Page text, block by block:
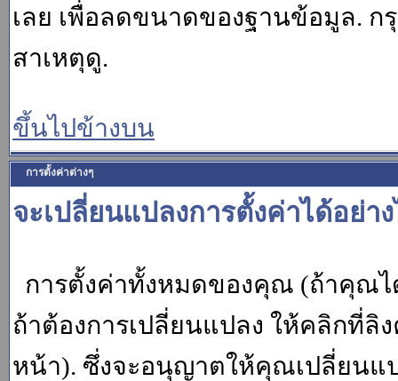
เลย เพื่อลดขนาดของฐานข้อมูล.
สาเหตุดู.
ขึ้นไปข้างบน
การตั้งค่าต่างๆ
จะเปลี่ยนแปลงการตั้งค่าได้อย่าง
การตั้งค่าทั้งหมดของคุณ (ถ้าคุณไ
ถ้าต้องการเปลี่ยนแปลง ให้คลิกที่ลิ
หน้า). ซึ่งจะอนุญาตให้คุณเปลี่ยนแ